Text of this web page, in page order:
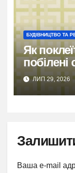
БУДІВНИЦТВО ТА
Як
побілені
ЛИП 29, 2026
Ваша e-mail